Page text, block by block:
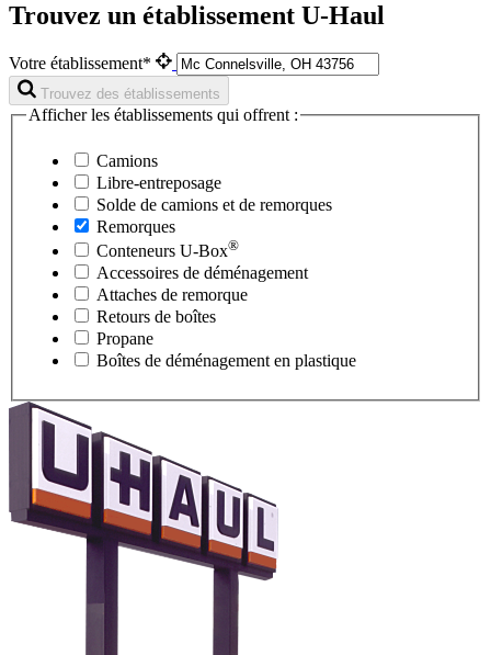
Trouvez un établissement U-Haul
Votre établissement*
Trouvez des établissements
Afficher les établissements qui offrent :
Camions
Libre-entreposage
Solde de camions et de remorques
Remorques
Conteneurs U-Box®
Accessoires de déménagement
Attaches de remorque
Retours de boîtes
Propane
Boîtes de déménagement en plastique